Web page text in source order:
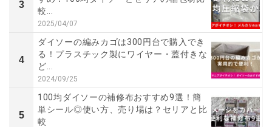
3
較...
2025/04/07
4
ダイソーの編みカゴは300円台で購入でき
る！プラスチック製にワイヤー・蓋付きな
ど...
2024/09/25
5
100均ダイソーの補修布おすすめ9選！簡
単シール◎使い方、売り場は？セリアと比
較